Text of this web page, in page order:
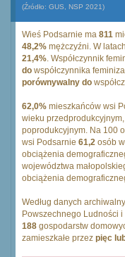
(Źródło: GUS, NSP 2021)
Wieś Podsarnie ma 811
48,2% mężczyźni. W
21,4%. Współczynnik
do współczynnika
porównywalny do
62,0% mieszkańców wsi
wieku
poprodukcyjnym. Na 100
wsi Podsarnie 61,2 osób
obciążenia
województwa
obciążenia
Według danych
Powszechnego Ludności
188 gospodarstw
zamieszkałe przez pięc